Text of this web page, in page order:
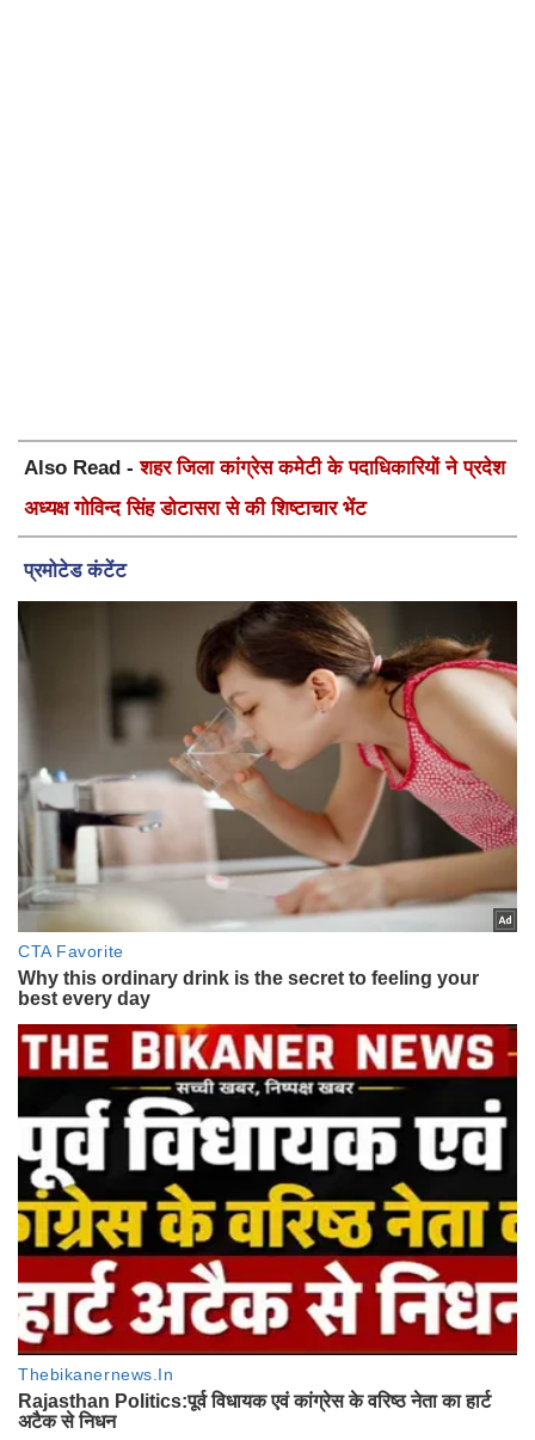
Also Read -शहर जिला कांग्रेस कमेटी के पदाधिकारियों ने प्रदेश
अध्यक्ष गोविन्द सिंह डोटासरा से की शिष्टाचार भेंट